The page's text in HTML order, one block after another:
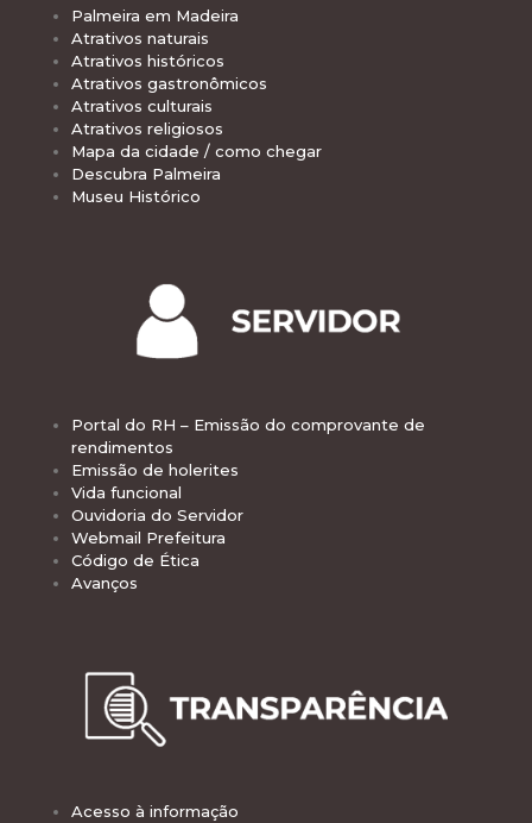
Palmeira em Madeira
Atrativos naturais
Atrativos históricos
Atrativos gastronômicos
Atrativos culturais
Atrativos religiosos
Mapa da cidade / como chegar
Descubra Palmeira
Museu Histórico
Portal do RH – Emissão do comprovante de
rendimentos
Emissão de holerites
Vida funcional
Ouvidoria do Servidor
Webmail Prefeitura
Código de Ética
Avanços
Acesso à informação